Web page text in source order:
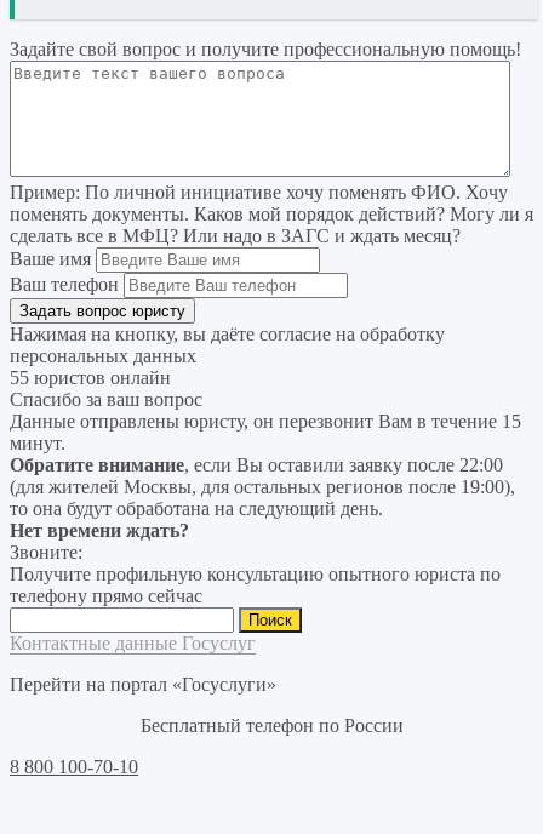
Задайте свой вопрос и получите профессиональную помощь!
Пример: По личной инициативе хочу поменять ФИО. Хочу
поменять документы. Каков мой порядок действий? Могу ли я
сделать все в МФЦ? Или надо в ЗАГС и ждать месяц?
Ваше имя
Ваш телефон
Нажимая на кнопку, вы даёте согласие на обработку
персональных данных
55 юристов онлайн
Спасибо за ваш вопрос
Данные отправлены юристу, он перезвонит Вам в течение 15
минут.
Обратите внимание, если Вы оставили заявку после 22:00
(для жителей Москвы, для остальных регионов после 19:00),
то она будут обработана на следующий день.
Нет времени ждать?
Звоните:
Получите профильную консультацию опытного юриста по
телефону прямо сейчас
Контактные данные Госуслуг
Перейти на портал «Госуслуги»
Бесплатный телефон по России
8 800 100-70-10